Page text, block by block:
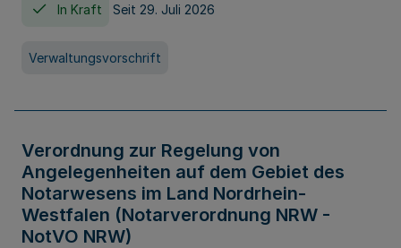
In Kraft Seit 29. Juli 2026
Verwaltungsvorschrift
Verordnung zur Regelung von
Angelegenheiten auf dem Gebiet des
Notarwesens im Land Nordrhein-
Westfalen (Notarverordnung NRW -
NotVO NRW)